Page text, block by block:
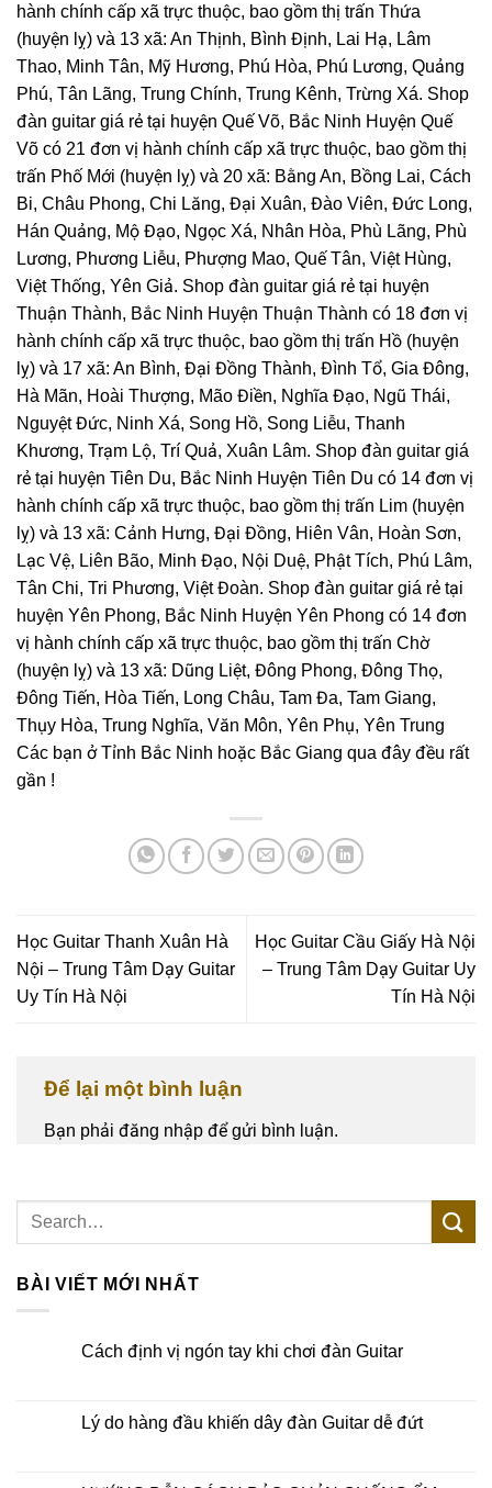
BÀI VIẾT MỚI NHẤT
Cách định vị ngón tay khi chơi đàn Guitar
Lý do hàng đầu khiến dây đàn Guitar dễ đứt
hành chính cấp xã trực thuộc, bao gồm thị trấn Thứa
(huyện lỵ) và 13 xã: An Thịnh, Bình Định, Lai Hạ, Lâm
Thao, Minh Tân, Mỹ Hương, Phú Hòa, Phú Lương, Quảng
Phú, Tân Lãng, Trung Chính, Trung Kênh, Trừng Xá. Shop
đàn guitar giá rẻ tại huyện Quế Võ, Bắc Ninh Huyện Quế
Võ có 21 đơn vị hành chính cấp xã trực thuộc, bao gồm thị
trấn Phố Mới (huyện lỵ) và 20 xã: Bằng An, Bồng Lai, Cách
Bi, Châu Phong, Chi Lăng, Đại Xuân, Đào Viên, Đức Long,
Hán Quảng, Mộ Đạo, Ngọc Xá, Nhân Hòa, Phù Lãng, Phù
Lương, Phương Liễu, Phượng Mao, Quế Tân, Việt Hùng,
Việt Thống, Yên Giả. Shop đàn guitar giá rẻ tại huyện
Thuận Thành, Bắc Ninh Huyện Thuận Thành có 18 đơn vị
hành chính cấp xã trực thuộc, bao gồm thị trấn Hồ (huyện
lỵ) và 17 xã: An Bình, Đại Đồng Thành, Đình Tổ, Gia Đông,
Hà Mãn, Hoài Thượng, Mão Điền, Nghĩa Đạo, Ngũ Thái,
Nguyệt Đức, Ninh Xá, Song Hồ, Song Liễu, Thanh
Khương, Trạm Lộ, Trí Quả, Xuân Lâm. Shop đàn guitar giá
rẻ tại huyện Tiên Du, Bắc Ninh Huyện Tiên Du có 14 đơn vị
hành chính cấp xã trực thuộc, bao gồm thị trấn Lim (huyện
lỵ) và 13 xã: Cảnh Hưng, Đại Đồng, Hiên Vân, Hoàn Sơn,
Lạc Vệ, Liên Bão, Minh Đạo, Nội Duệ, Phật Tích, Phú Lâm,
Tân Chi, Tri Phương, Việt Đoàn. Shop đàn guitar giá rẻ tại
huyện Yên Phong, Bắc Ninh Huyện Yên Phong có 14 đơn
vị hành chính cấp xã trực thuộc, bao gồm thị trấn Chờ
(huyện lỵ) và 13 xã: Dũng Liệt, Đông Phong, Đông Thọ,
Đông Tiến, Hòa Tiến, Long Châu, Tam Đa, Tam Giang,
Thụy Hòa, Trung Nghĩa, Văn Môn, Yên Phụ, Yên Trung
Các bạn ở Tỉnh Bắc Ninh hoặc Bắc Giang qua đây đều rất
gần !
Học Guitar Thanh Xuân Hà
Nội – Trung Tâm Dạy Guitar
Uy Tín Hà Nội
Học Guitar Cầu Giấy Hà Nội
– Trung Tâm Dạy Guitar Uy
Tín Hà Nội
Để lại một bình luận
Bạn phải đăng nhập để gửi bình luận.